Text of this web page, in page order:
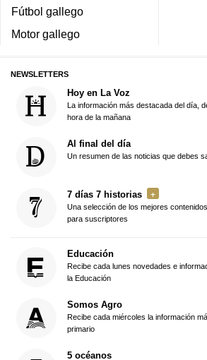
Fútbol gallego
Motor gallego
NEWSLETTERS
Hoy en La Voz
La información más destacada del día,
hora de la mañana
Al final del día
Un resumen de las noticias que debes
7 días 7 historias
Una selección de los mejores
para suscriptores
Educación
Recibe cada lunes novedades e
la Educación
Somos Agro
Recibe cada miércoles la información
primario
5 océanos